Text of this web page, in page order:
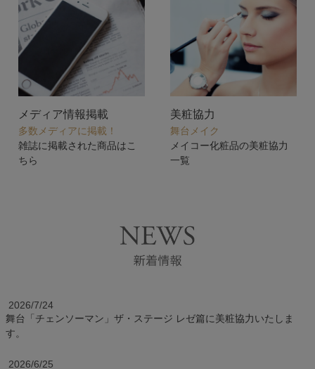
メディア情報掲載
多数メディアに掲載！
雑誌に掲載された商品はこ
ちら
美粧協力
舞台メイク
メイコー化粧品の美粧協力
一覧
2026/7/24
舞台「チェンソーマン」ザ・ステージ レゼ篇に美粧協力いたしま
す。
2026/6/25